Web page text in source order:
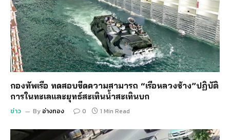
กองทัพเรือ ทดสอบขีดความสามารถ “เรือหลวงช้าง”ปฏิบัติ
การในทะเลและยุทธ์สะเทินน้ำสะเทินบก
ข่าว By อ่างทอง 0 1 Min Read